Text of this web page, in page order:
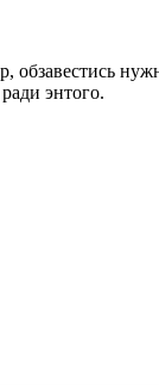
энтого.